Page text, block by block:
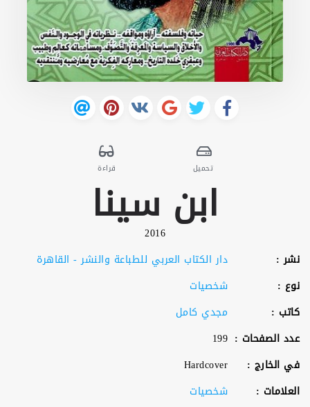
تحميل قراءة
ابن سينا
2016
نشر :
دار الكتاب العربي للطباعة والنشر - القاهرة
نوع :
شخصيات
كاتب :
مجدي كامل
عدد الصفحات : 199
في الخارج :
Hardcover
العلامات :
شخصيات